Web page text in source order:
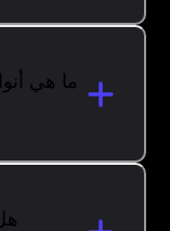
ما هي